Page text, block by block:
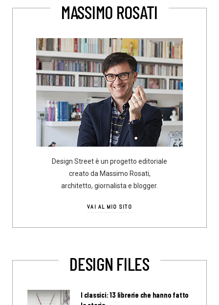
MASSIMO ROSATI
Design Street è un progetto editoriale
creato da Massimo Rosati,
architetto, giornalista e blogger.
VAI AL MIO SITO
DESIGN FILES
I classici: 13 librerie che hanno fatto